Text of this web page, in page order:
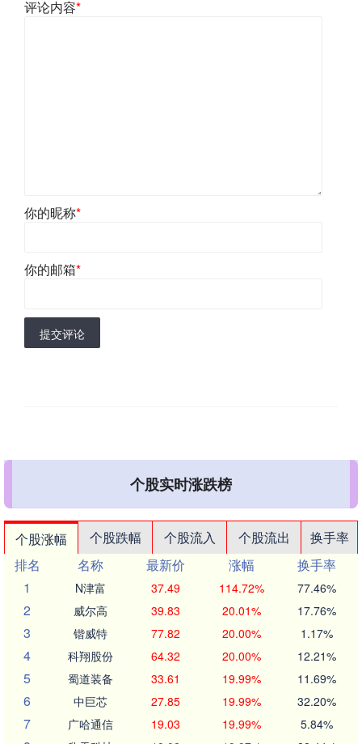
评论内容*
你的昵称*
你的邮箱*
提交评论
个股实时涨跌榜
个股涨幅 个股跌幅 个股流入 个股流出
换手率
排名
名称 最新价 涨幅
换手率
1
N津富 37.49 114.72% 77.46%
2 威尔高 39.83 20.01% 17.76%
3 锴威特 77.82 20.00% 1.17%
4 科翔股份 64.32 20.00% 12.21%
5 蜀道装备 33.61 19.99% 11.69%
6 中巨芯 27.85 19.99% 32.20%
7 广哈通信 19.03 19.99% 5.84%